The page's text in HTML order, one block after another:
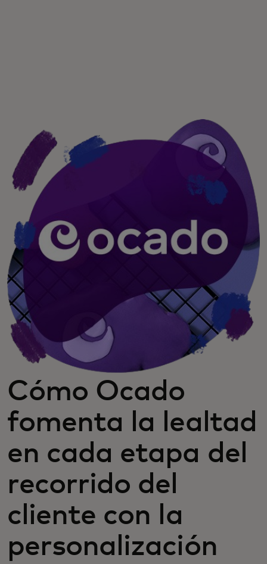
Para innovadores
Noticias y tendencias
Cómo Ocado
fomenta la lealtad
en cada etapa del
recorrido del
cliente con la
personalización